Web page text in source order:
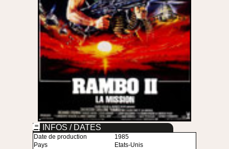
INFOS / DATES
Date de production
1985
Pays
Etats-Unis